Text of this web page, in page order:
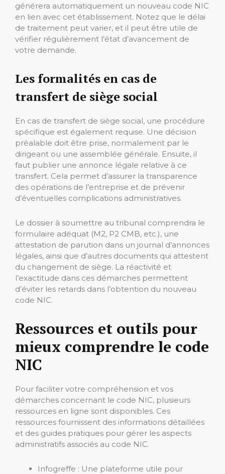
générera automatiquement un nouveau code NIC
en lien avec cet établissement. Notez que le délai
de traitement peut varier, et il peut être utile de
vérifier régulièrement l’état d’avancement de
votre demande.
Les formalités en cas de
transfert de siège social
En cas de transfert de siège social, une procédure
spécifique est également requise. Une décision
préalable doit être prise, normalement par le
dirigeant ou une assemblée générale. Ensuite, il
faut publier une annonce légale relative à ce
transfert. Cela permet d’assurer la transparence
des opérations de l’entreprise et de prévenir
d’éventuelles complications administratives.
Le dossier à soumettre au tribunal comprendra le
formulaire adéquat (M2, P2 CMB, etc.), une
attestation de parution dans un journal d’annonces
légales, ainsi que d’autres documents qui attestent
du changement de siège. La réactivité et
l’exactitude dans ces démarches permettent
d’éviter les retards dans l’obtention du nouveau
code NIC.
Ressources et outils pour
mieux comprendre le code
NIC
Pour faciliter votre compréhension et vos
démarches concernant le code NIC, plusieurs
ressources en ligne sont disponibles. Ces
ressources fournissent des informations détaillées
et des guides pratiques pour gérer les aspects
administratifs associés au code NIC.
Infogreffe : Une plateforme utile pour